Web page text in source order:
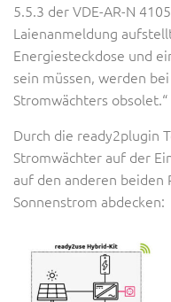
5.5.3 der VDE-AR-N
Laienanmeldung
Energiesteckdose und
sein müssen, werden
Stromwächters obsolet.“
Durch die ready2plugin
Stromwächter auf der
auf den anderen beiden
Sonnenstrom abdecken: